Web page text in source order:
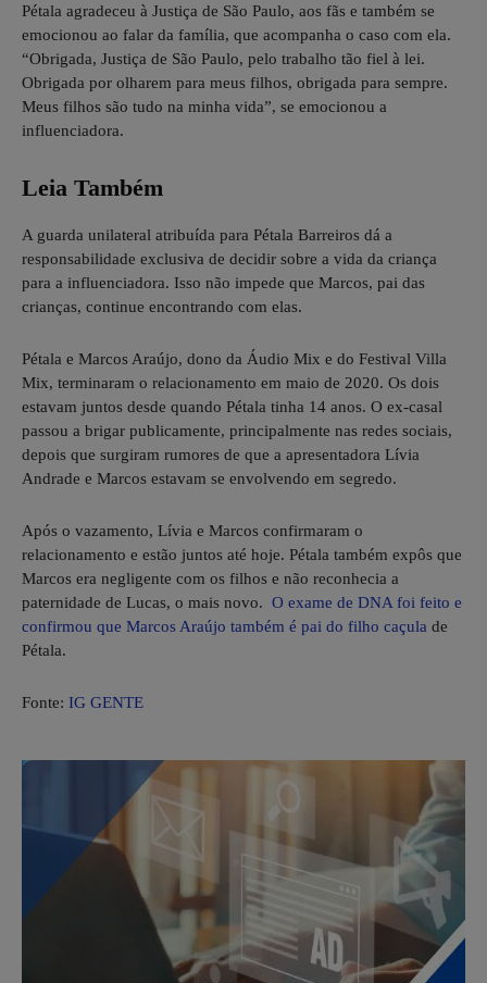
Pétala agradeceu à Justiça de São Paulo, aos fãs e também se
emocionou ao falar da família, que acompanha o caso com ela.
“Obrigada, Justiça de São Paulo, pelo trabalho tão fiel à lei.
Obrigada por olharem para meus filhos, obrigada para sempre.
Meus filhos são tudo na minha vida”, se emocionou a
influenciadora.
Leia Também
A guarda unilateral atribuída para Pétala Barreiros dá a
responsabilidade exclusiva de decidir sobre a vida da criança
para a influenciadora. Isso não impede que Marcos, pai das
crianças, continue encontrando com elas.
Pétala e Marcos Araújo, dono da Áudio Mix e do Festival Villa
Mix, terminaram o relacionamento em maio de 2020. Os dois
estavam juntos desde quando Pétala tinha 14 anos. O ex-casal
passou a brigar publicamente, principalmente nas redes sociais,
depois que surgiram rumores de que a apresentadora Lívia
Andrade e Marcos estavam se envolvendo em segredo.
Após o vazamento, Lívia e Marcos confirmaram o
relacionamento e estão juntos até hoje. Pétala também expôs que
Marcos era negligente com os filhos e não reconhecia a
paternidade de Lucas, o mais novo. O exame de DNA foi feito e
confirmou que Marcos Araújo também é pai do filho caçula de
Pétala.
Fonte: IG GENTE